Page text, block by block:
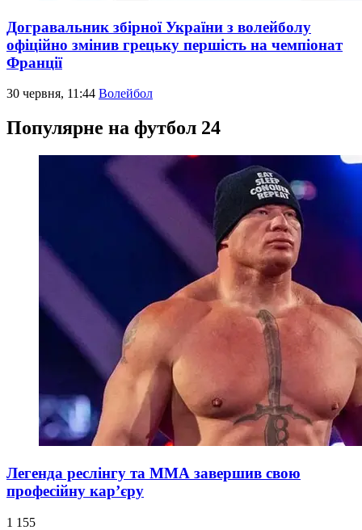
Догравальник збірної України з волейболу
офіційно змінив грецьку першість на чемпіонат
Франції
30 червня, 11:44 Волейбол
Популярне на футбол 24
Легенда реслінгу та ММА завершив свою
професійну кар’єру
1 155